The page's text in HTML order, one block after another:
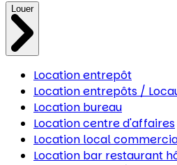
Louer
Location entrepôt
Location entrepôts /
Location bureau
Location centre d'affaires
Location local
Location bar restaurant